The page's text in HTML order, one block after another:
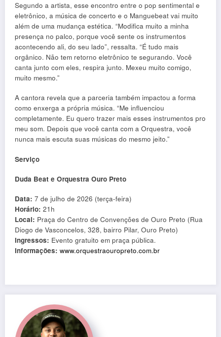
Segundo a artista, esse encontro entre o pop sentimental e
eletrônico, a música de concerto e o Manguebeat vai muito
além de uma mudança estética. “Modifica muito a minha
presença no palco, porque você sente os instrumentos
acontecendo ali, do seu lado”, ressalta. “É tudo mais
orgânico. Não tem retorno eletrônico te segurando. Você
canta junto com eles, respira junto. Mexeu muito comigo,
muito mesmo.”
A cantora revela que a parceria também impactou a forma
como enxerga a própria música. “Me influenciou
completamente. Eu quero trazer mais esses instrumentos pro
meu som. Depois que você canta com a Orquestra, você
nunca mais escuta suas músicas do mesmo jeito.”
Serviço
Duda Beat e Orquestra Ouro Preto
Data: 7 de julho de 2026 (terça-feira)
Horário: 21h
Local: Praça do Centro de Convenções de Ouro Preto (Rua
Diogo de Vasconcelos, 328, bairro Pilar, Ouro Preto)
Ingressos: Evento gratuito em praça pública.
Informações: www.orquestraouropreto.com.br